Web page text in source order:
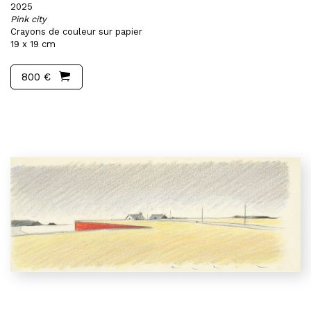
2025
Pink city
Crayons de couleur sur papier
19 x 19 cm
800 €